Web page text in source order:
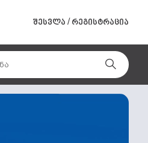
შესვლა / რეგისტრაცია